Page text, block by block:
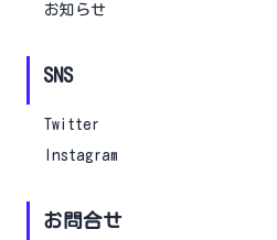
お知らせ
SNS
Twitter
Instagram
お問合せ